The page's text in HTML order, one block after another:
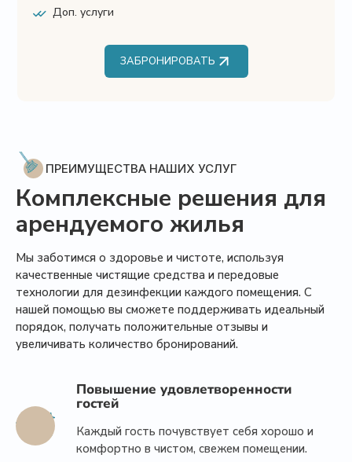
Доп. услуги
ЗАБРОНИРОВАТЬ
ЗАБРОНИРОВАТЬ
ПРЕИМУЩЕСТВА НАШИХ УСЛУГ
Комплексные решения для
арендуемого жилья
Мы заботимся о здоровье и чистоте, используя
качественные чистящие средства и передовые
технологии для дезинфекции каждого помещения. С
нашей помощью вы сможете поддерживать идеальный
порядок, получать положительные отзывы и
увеличивать количество бронирований.
Повышение удовлетворенности
гостей
Каждый гость почувствует себя хорошо и
комфортно в чистом, свежем помещении.